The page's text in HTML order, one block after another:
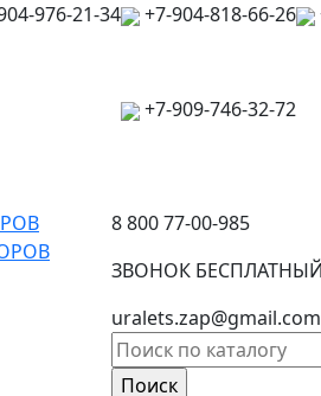
976-21-34 +7-904-818-66-26
+7-909-746-32-72
8 800 77-00-985
ЗВОНОК БЕСПЛАТНЫЙ
uralets.zap@gmail.com